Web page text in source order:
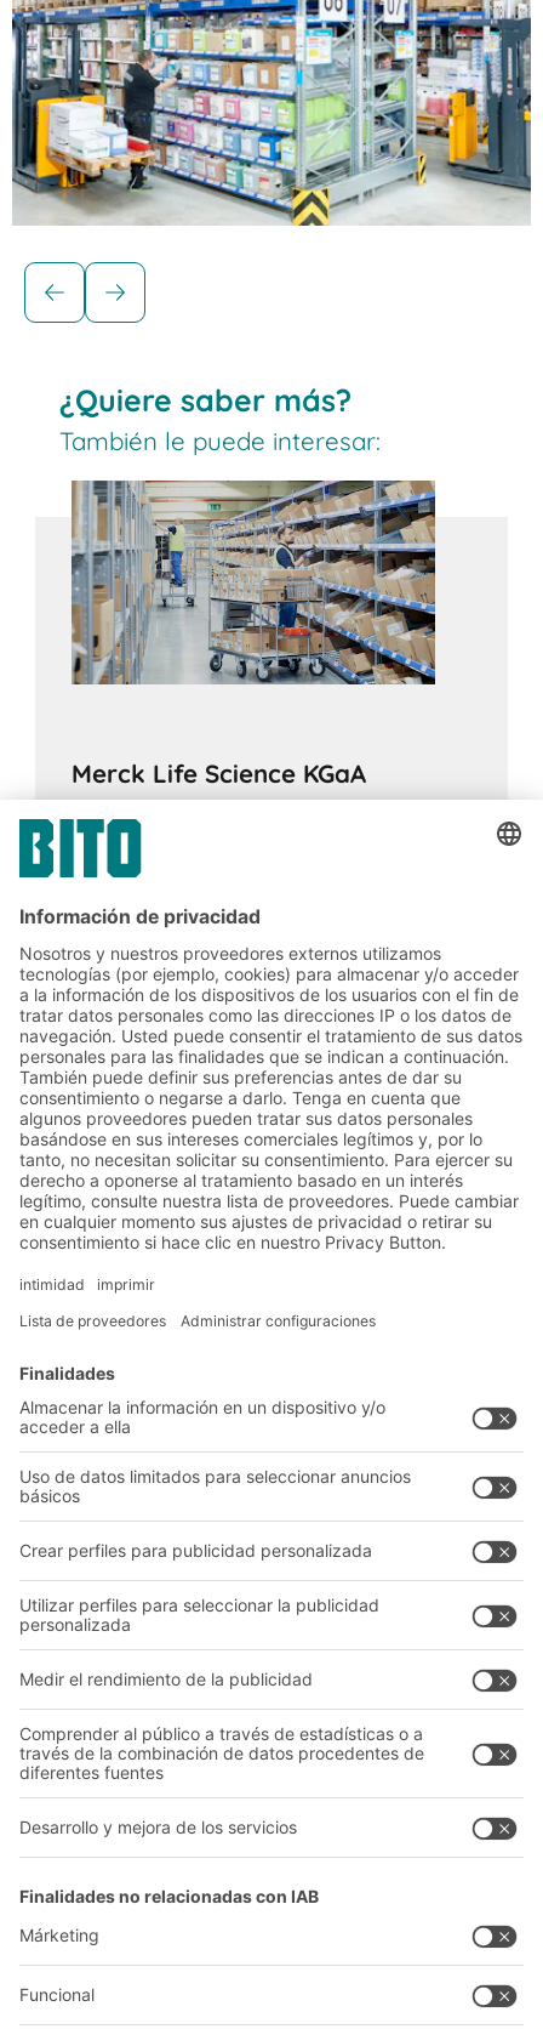
Soluciones para cargas unitarias
Los sistemas de almacenamiento dinámico de
cajas son ideales para productos con una
rotación rápida y media y permiten altas
velocidades de preparación de pedidos que
pueden aumentarse aún más mediante la
automatización. El principio FIFO garantiza el
cumplimiento de las fechas de caducidad,
especialmente en las industrias alimentaria y
farmacéutica.
¿Quiere saber más?
También le puede interesar:
Merck Life Science KGaA
17.02.2024
El sistema de estanterías dinámicas para
cajas de BITO duplica el número de
espacio
Soluciones
Soluciones intralogísticas
Sistemas de transporte
Nuestros servicios
Asesoramiento y servicio
Catálogo General
Documentos para descargar
Formulario de contacto
Empresa
Quiénes somos
Nuestra red global
Centros de producción
Follow us
+34 93 557 10 20